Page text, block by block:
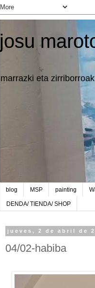
josu
marrazki eta zirriborroak
blog MSP painting
DENDA/ TIENDA/ SHOP
jueves, 2 de abril de
04/02-habiba